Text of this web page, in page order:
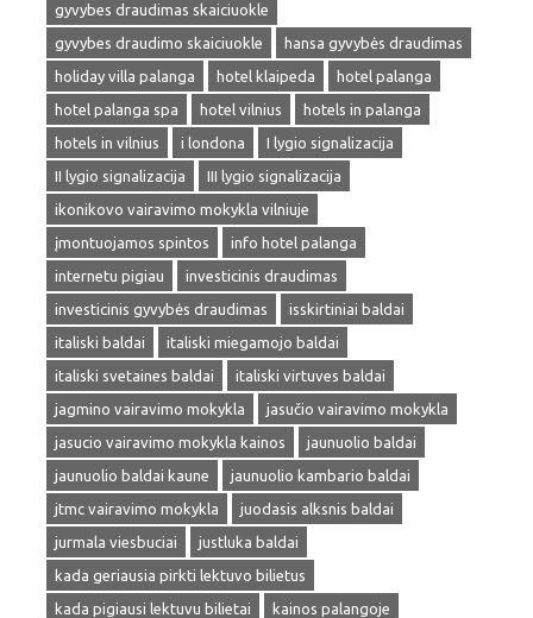
gyvybes draudimas skaiciuokle
gyvybes draudimo skaiciuokle
hansa gyvybės draudimas
holiday villa palanga
hotel klaipeda
hotel palanga
hotel palanga spa
hotel vilnius
hotels in palanga
hotels in vilnius
i londona
I lygio signalizacija
II lygio signalizacija
III lygio signalizacija
ikonikovo vairavimo mokykla vilniuje
įmontuojamos spintos
info hotel palanga
internetu pigiau
investicinis draudimas
investicinis gyvybės draudimas
isskirtiniai baldai
italiski baldai
italiski miegamojo baldai
italiski svetaines baldai
italiski virtuves baldai
jagmino vairavimo mokykla
jasučio vairavimo mokykla
jasucio vairavimo mokykla kainos
jaunuolio baldai
jaunuolio baldai kaune
jaunuolio kambario baldai
jtmc vairavimo mokykla
juodasis alksnis baldai
jurmala viesbuciai
justluka baldai
kada geriausia pirkti lektuvo bilietus
kada pigiausi lektuvu bilietai
kainos palangoje